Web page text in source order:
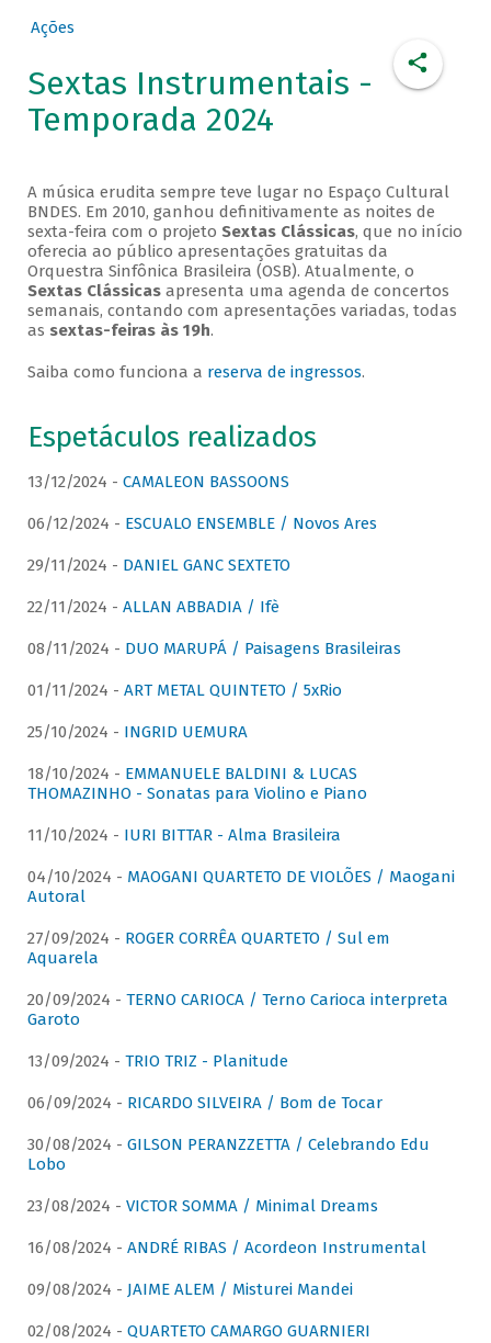
Ações
Sextas Instrumentais -
Temporada 2024
A música erudita sempre teve lugar no Espaço Cultural
BNDES. Em 2010, ganhou definitivamente as noites de
sexta-feira com o projeto Sextas Clássicas, que no início
oferecia ao público apresentações gratuitas da
Orquestra Sinfônica Brasileira (OSB). Atualmente, o
Sextas Clássicasapresenta uma agenda de concertos
semanais, contando com apresentações variadas, todas
as sextas-feiras às 19h.
Saiba como funciona a reserva de ingressos.
Espetáculos realizados
13/12/2024 - CAMALEON BASSOONS
06/12/2024 - ESCUALO ENSEMBLE / Novos Ares
29/11/2024 - DANIEL GANC SEXTETO
22/11/2024 - ALLAN ABBADIA / Ifè
08/11/2024 - DUO MARUPÁ / Paisagens Brasileiras
01/11/2024 - ART METAL QUINTETO / 5xRio
25/10/2024 - INGRID UEMURA
18/10/2024 - EMMANUELE BALDINI & LUCAS
THOMAZINHO - Sonatas para Violino e Piano
11/10/2024 - IURI BITTAR - Alma Brasileira
04/10/2024 - MAOGANI QUARTETO DE VIOLÕES / Maogani
Autoral
27/09/2024 - ROGER CORRÊA QUARTETO / Sul em
Aquarela
20/09/2024 - TERNO CARIOCA / Terno Carioca interpreta
Garoto
13/09/2024 - TRIO TRIZ - Planitude
06/09/2024 - RICARDO SILVEIRA / Bom de Tocar
30/08/2024 - GILSON PERANZZETTA / Celebrando Edu
Lobo
23/08/2024 - VICTOR SOMMA / Minimal Dreams
16/08/2024 - ANDRÉ RIBAS / Acordeon Instrumental
09/08/2024 - JAIME ALEM / Misturei Mandei
02/08/2024 - QUARTETO CAMARGO GUARNIERI